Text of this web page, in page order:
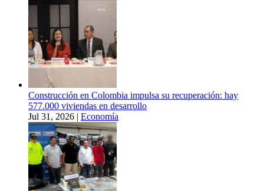
Construcción en Colombia impulsa su recuperación: hay
577.000 viviendas en desarrollo
Jul 31, 2026 | Economía